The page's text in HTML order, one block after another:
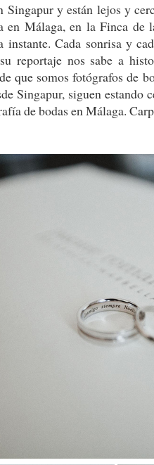
Singapur y están lejos y
en Málaga, en la Finca de
instante. Cada sonrisa y
reportaje nos sabe a
que somos fotógrafos de
Singapur, siguen
de bodas en Málaga.